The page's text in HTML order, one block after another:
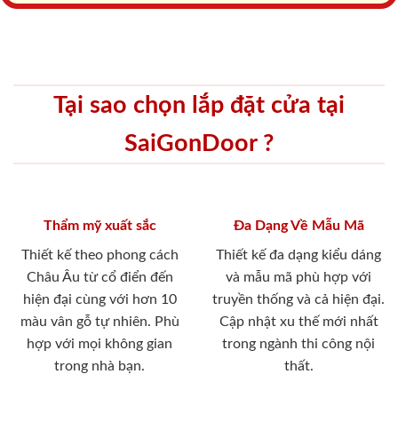
Tại sao chọn lắp đặt cửa tại
SaiGonDoor ?
Thẩm mỹ xuất sắc
Thiết kế theo phong cách
Châu Âu từ cổ điển đến
hiện đại cùng với hơn 10
màu vân gỗ tự nhiên. Phù
hợp với mọi không gian
trong nhà bạn.
Đa Dạng Về Mẫu Mã
Thiết kế đa dạng kiểu dáng
và mẫu mã phù hợp với
truyền thống và cả hiện đại.
Cập nhật xu thế mới nhất
trong ngành thi công nội
thất.